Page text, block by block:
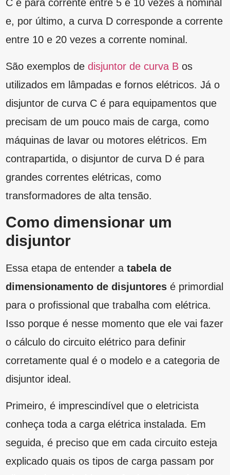
Como dimensionar um
disjuntor
dimensionamento de disjuntoresé primordial
para o profissional que trabalha com elétrica.
Isso porque é nesse momento que ele vai fazer
o cálculo do circuito elétrico para definir
corretamente qual é o modelo e a categoria de
Primeiro, é imprescindível que o eletricista
conheça toda a carga elétrica instalada. Em
explicado quais os tipos de carga passam por
ali e quais as devidas potências. Contudo,
recomendações da NBR 5410.
Feito isso, agora é o momento de conhecer o
fator demanda, que aproxima a verdadeira
que o dimensionamento do disjuntor esteja
correto. Com essas informações, é possível
calcular a corrente do disjuntor geral, que, por
último, seleciona a curva do disjuntor que se
encaixa na corrente.
Recomendações básicas
A principal recomendação sobre tudo que